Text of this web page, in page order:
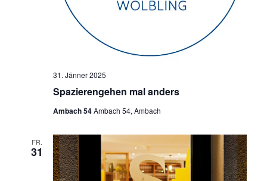
Spazierengehen mal anders
31. Jänner 2025
Ambach 54Ambach 54, Ambach
FR.
31